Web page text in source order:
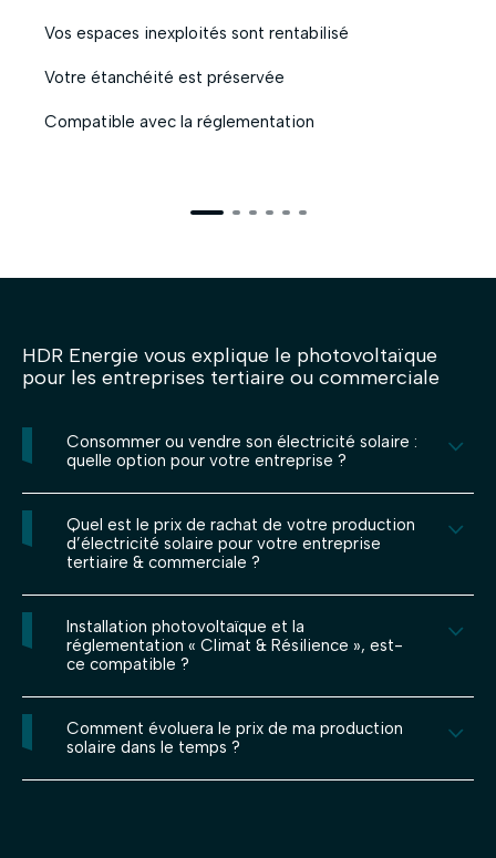
Vos espaces inexploités sont rentabilisé
Votre étanchéité est préservée
Compatible avec la réglementation
HDR Energie vous explique le photovoltaïque
pour les entreprises tertiaire ou commerciale
Consommer ou vendre son électricité solaire :
quelle option pour votre entreprise ?
Quel est le prix de rachat de votre production
d’électricité solaire pour votre entreprise
tertiaire & commerciale ?
Installation photovoltaïque et la
réglementation « Climat & Résilience », est-
ce compatible ?
Comment évoluera le prix de ma production
solaire dans le temps ?